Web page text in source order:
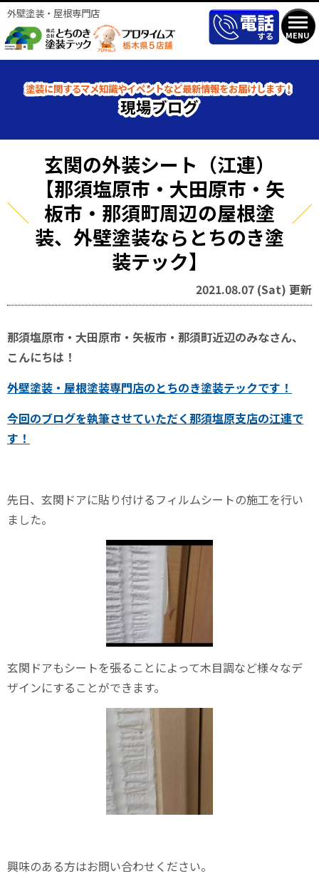
MENU
外壁塗装・屋根専門店
塗装に関するマメ知識やイベントなど最新情報をお届けします！
現場ブログ
玄関の外装シート（江連）
【那須塩原市・大田原市・矢
板市・那須町周辺の屋根塗
装、外壁塗装ならとちのき塗
装テック】
2021.08.07 (Sat) 更新
那須塩原市・大田原市・矢板市・那須町近辺のみなさん、
こんにちは！
外壁塗装・屋根塗装専門店のとちのき塗装テックです！
今回のブログを執筆させていただく那須塩原支店の江連で
す！
先日、玄関ドアに貼り付けるフィルムシートの施工を行い
ました。
玄関ドアもシートを張ることによって木目調など様々なデ
ザインにすることができます。
興味のある方はお問い合わせください。